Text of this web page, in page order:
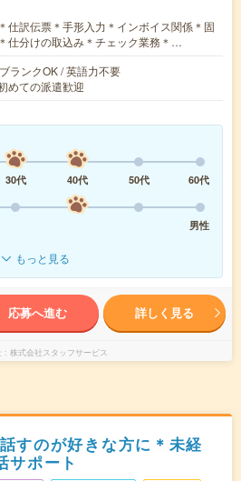
仕訳伝票＊手形入力＊インボイス関係＊固
仕分けの取込み＊チェック業務＊…
ランクOK / 英語力不要
ての派遣歓迎
30代 40代 50代
60代
男性
もっと見る
応募へ進む 詳しく見る
株式会社スタッフサービス
すのが好きな方に＊未経
サポート